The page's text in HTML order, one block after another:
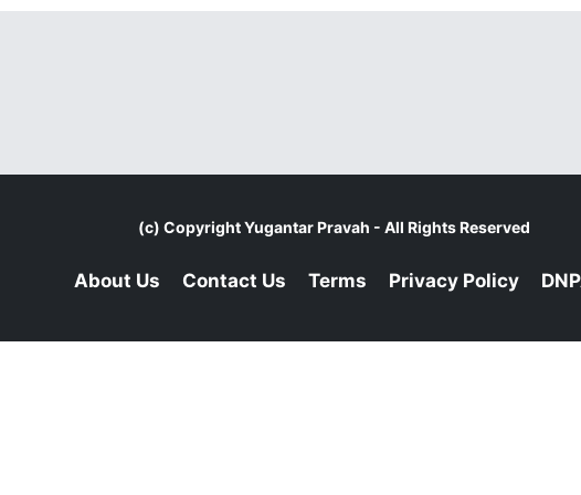
(c) CopyrightYugantar Pravah - All Rights Reserved
About Us Contact Us Terms Privacy Policy